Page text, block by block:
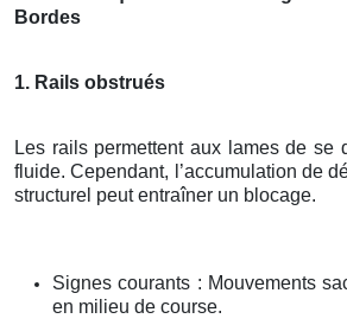
Bordes
1. Rails obstrués
Les rails permettent aux lames de se
fluide. Cependant, l’accumulation de
structurel peut entraîner un blocage.
Signes courants : Mouvements
en milieu de course.